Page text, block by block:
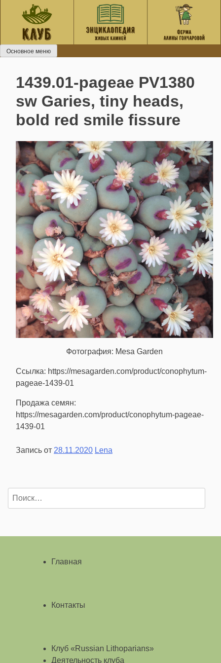
содержанию
Основное меню
1439.01-pageae PV1380
sw Garies, tiny heads,
bold red smile fissure
Фотография: Mesa Garden
Ссылка: https://mesagarden.com/product/conophytum-
pageae-1439-01
Продажа семян:
https://mesagarden.com/product/conophytum-pageae-
1439-01
Запись от 28.11.2020 Lena
Найти:
Главная
Контакты
Клуб «Russian Lithoparians»
Деятельность клуба